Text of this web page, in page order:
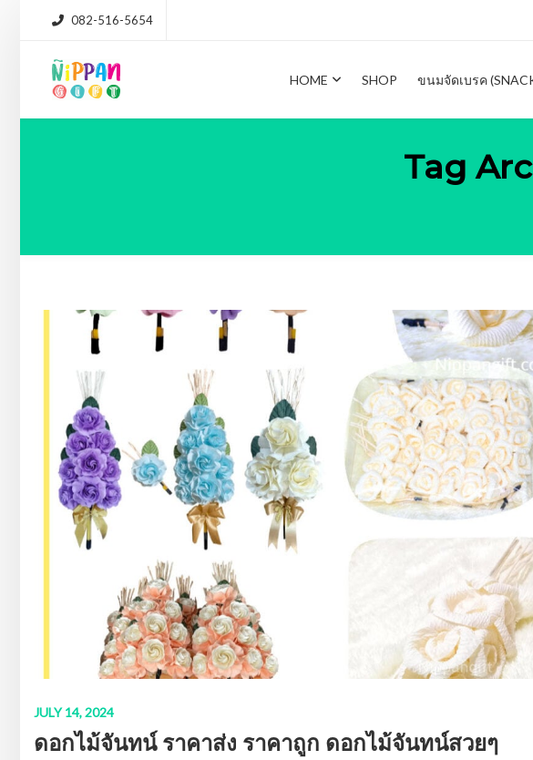
082-516-5654
HOME SHOP ขนมจัดเบรค
Tag
JULY 14, 2024
ดอกไม้จันทน์ ราคาส่ง ราคาถูก ดอกไม้จันทน์สวยๆ